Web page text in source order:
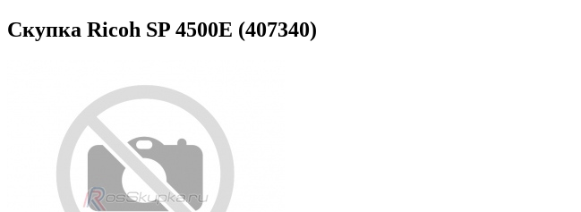
Скупка Ricoh SP 4500E (407340)